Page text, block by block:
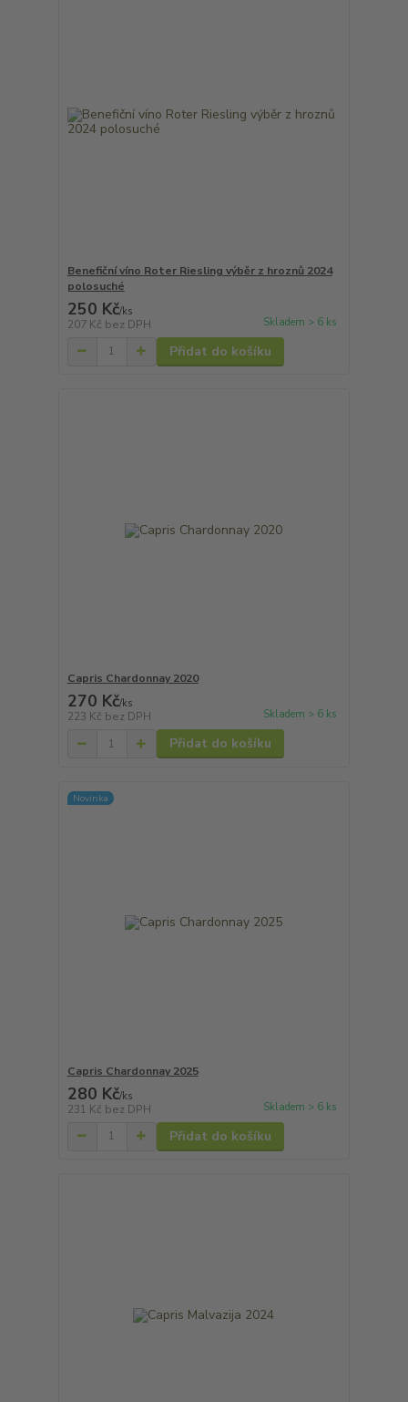
Benefiční víno Roter Riesling výběr z hroznů 2024
polosuché
250 Kč/ks
207 Kč bez DPH Skladem > 6 ks
Přidat do košíku
Capris Chardonnay 2020
270 Kč/ks
223 Kč bez DPH Skladem > 6 ks
Přidat do košíku
Novinka
Capris Chardonnay 2025
280 Kč/ks
231 Kč bez DPH Skladem > 6 ks
Přidat do košíku